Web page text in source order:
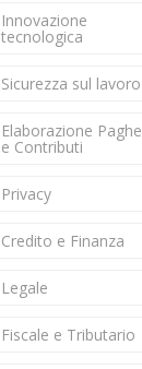
Innovazione
tecnologica
Sicurezza sul lavoro
Elaborazione Paghe
e Contributi
Privacy
Credito e Finanza
Legale
Fiscale e Tributario